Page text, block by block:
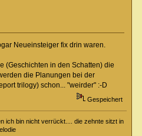
Neueinsteiger fix drin waren.
(Geschichten in den Schatten) die
die Planungen bei der
trilogy) schon... "weirder" :-D
Gespeichert
ich bin nicht verrückt.... die zehnte sitzt in